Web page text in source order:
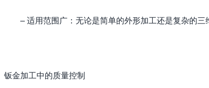
– 适用范围广：无论是简单的外形加工还是复杂的三
钣金加工中的质量控制